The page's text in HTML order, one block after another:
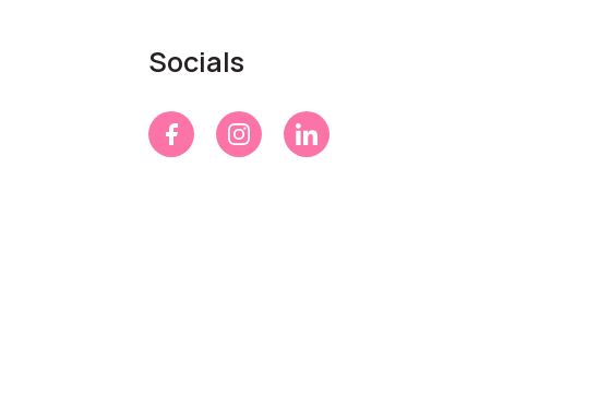
Socials